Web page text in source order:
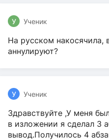
У Ученик
На русском накосячила,
аннулируют?
У Ученик
Здравствуйте ,У меня
в изложении я сделал 3
вывод.Получилось 4